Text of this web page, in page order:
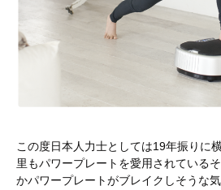
この度日本人力士としては19年振りに
里もパワープレートを愛用されている
かパワープレートがブレイクしそうな